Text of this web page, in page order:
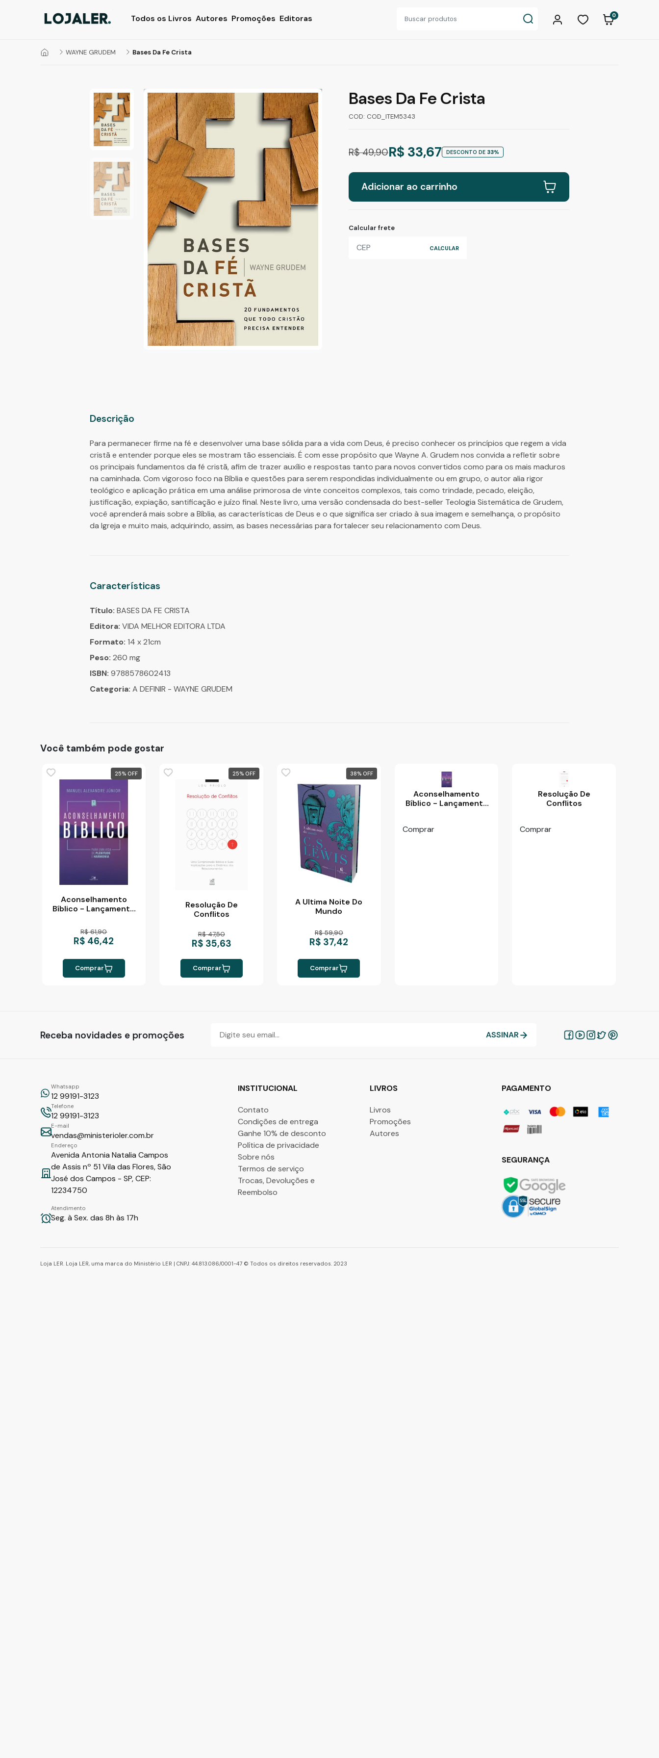
Todos os Livros Autores Promoções Editoras 0
WAYNE GRUDEM Bases Da Fe Crista
Bases Da Fe Crista
COD: COD_ITEM5343
R$ 49,90R$ 33,67 DESCONTO DE 33%
Adicionar ao carrinho
Calcular frete
Descrição
Para permanecer firme na fé e desenvolver uma base sólida para a vida com Deus, é preciso conhecer os princípios que regem a vida
cristã e entender porque eles se mostram tão essenciais. É com esse propósito que Wayne A. Grudem nos convida a refletir sobre
os principais fundamentos da fé cristã, afim de trazer auxílio e respostas tanto para novos convertidos como para os mais maduros
na caminhada. Com vigoroso foco na Bíblia e questões para serem respondidas individualmente ou em grupo, o autor alia rigor
teológico e aplicação prática em uma análise primorosa de vinte conceitos complexos, tais como trindade, pecado, eleição,
justificação, expiação, santificação e juízo final. Neste livro, uma versão condensada do best-seller Teologia Sistemática de Grudem,
você aprenderá mais sobre a Bíblia, as características de Deus e o que significa ser criado à sua imagem e semelhança, o propósito
da Igreja e muito mais, adquirindo, assim, as bases necessárias para fortalecer seu relacionamento com Deus.
Características
Título: BASES DA FE CRISTA
Editora: VIDA MELHOR EDITORA LTDA
Formato: 14 x 21cm
Peso: 260 mg
ISBN: 9788578602413
Categoria: A DEFINIR - WAYNE GRUDEM
Você também pode gostar
25%
Aconselhamento
Bíblico - Lançamento
R$ 61,90
R$ 46,42
Comprar
25%
Resolução De
Conflitos
R$ 47,50
R$ 35,63
Comprar
38%
A Ultima Noite Do
Mundo
R$ 59,90
R$ 37,42
Comprar
Aconselhamento
Bíblico - Lançamento
Comprar
Resolução De
Conflitos
Comprar
Receba novidades e promoções ASSINAR
Whatsapp
12 99191-3123
Telefone
12 99191-3123
E-mail
vendas@ministerioler.com.br
Endereço
Avenida Antonia Natalia Campos
de Assis nº 51 Vila das Flores, São
José dos Campos - SP, CEP:
12234750
Atendimento
Seg. à Sex. das 8h às 17h
INSTITUCIONAL
Contato
Condições de entrega
Ganhe 10% de desconto
Política de privacidade
Sobre nós
Termos de serviço
Trocas, Devoluções e
Reembolso
LIVROS
Livros
Promoções
Autores
PAGAMENTO
SEGURANÇA
Loja LER. Loja LER, uma marca do Ministério LER | CNPJ: 44.813.086/0001-47 © Todos os direitos reservados. 2023